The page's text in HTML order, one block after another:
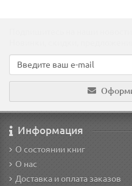
Информация
О состоянии книг
О нас
Доставка и оплата заказов